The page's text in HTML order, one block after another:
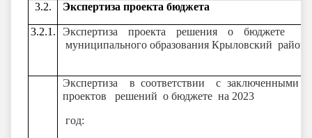
3.2. Экспертиза проекта бюджета
3.2.1.
Экспертиза проекта решения о бюджете
муниципального образования Крыловский район
Экспертиза в соответствии с заключенными
проектов решений о бюджете на 2023
год: